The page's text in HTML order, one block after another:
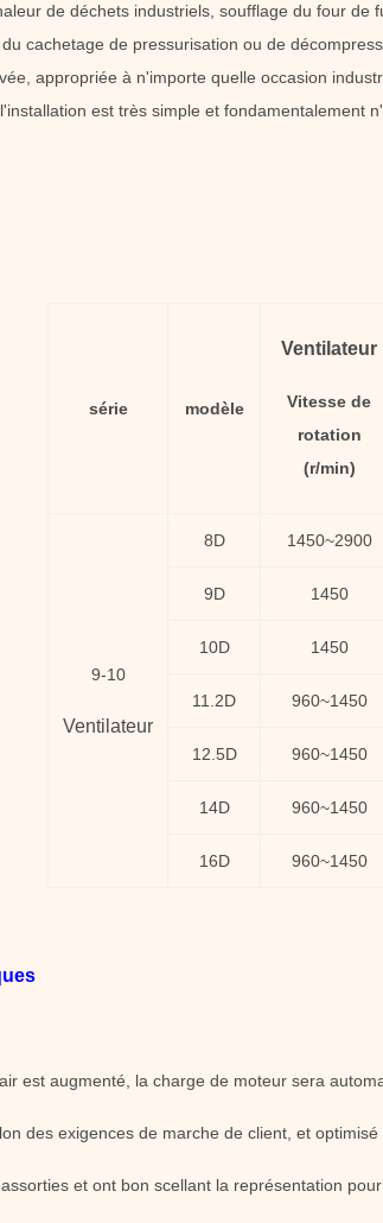
de déchets industriels, soufflage du four
cachetage de pressurisation ou de
appropriée à n'importe quelle occasion
est très simple et fondamentalement
série modèle
Ventilateur
Vitesse de
rotation
(r/min)
9-10
Ventilateur
8D 1450~2900
9D 1450
10D 1450
11.2D 960~1450
12.5D 960~1450
14D 960~1450
16D 960~1450
est augmenté, la charge de moteur sera
des exigences de marche de client, et
et ont bon scellant la représentation